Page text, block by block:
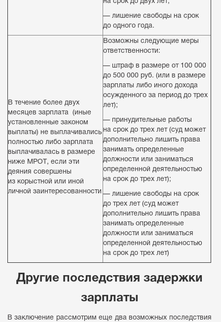
— лишение свободы на срок
до одного года.
В течение более двух
месяцев зарплата (иные
установленные законом
выплаты) не выплачивались
полностью либо зарплата
выплачивалась в размере
ниже МРОТ, если эти
деяния совершены
из корыстной или иной
личной заинтересованности
Возможны следующие меры
ответственности:
— штраф в размере от 100 000
до 500 000 руб. (или в размере
зарплаты либо иного дохода
осужденного за период до трех
лет);
— принудительные работы
на срок до трех лет (суд может
дополнительно лишить права
занимать определенные
должности или заниматься
определенной деятельностью
на срок до трех лет);
— лишение свободы на срок
до трех лет (суд может
дополнительно лишить права
занимать определенные
должности или заниматься
определенной деятельностью
на срок до трех лет)
Другие последствия задержки
зарплаты
В заключение рассмотрим еще два возможных последствия